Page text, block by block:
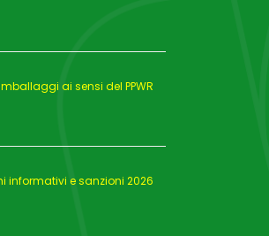
ai sensi del PPWR
informativi e sanzioni 2026